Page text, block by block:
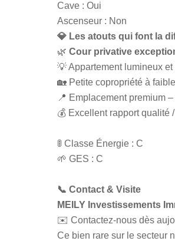
Cave : Oui
Ascenseur : Non
💎 Les atouts qui font la
🌿 Cour privative
💡 Appartement lumineux et
🏡 Petite copropriété à
📍 Emplacement premium
💰 Excellent rapport qualité
🚦 Classe Énergie : C
🌱 GES : C
📞 Contact & Visite
MEILY Investissements
✉️ Contactez-nous dès
Ce bien rare sur le secteur